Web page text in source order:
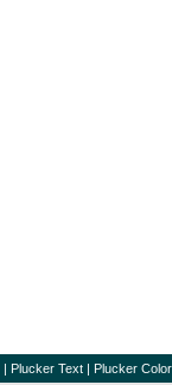
| Plucker Text | Plucker Color